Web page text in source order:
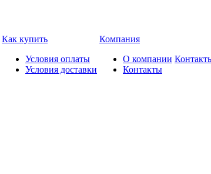
Как купить
Условия оплаты
Условия доставки
Компания
О компании
Контакты